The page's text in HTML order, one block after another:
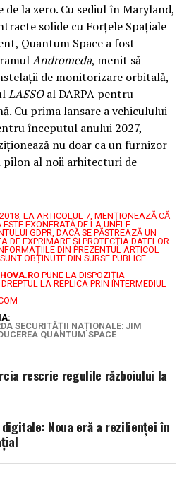
la zero. Cu sediul în Maryland,
solide cu Forțele Spațiale
Quantum Space a fost
Andromeda, menit să
de monitorizare orbitală,
LASSOal DARPA pentru
Cu prima lansare a vehiculului
începutul anului 2027,
nu doar ca un furnizor
pilon al noii arhitecturi de
LA ARTICOLUL 7, MENŢIONEAZĂ CĂ
EXONERATĂ DE LA UNELE
GDPR, DACĂ SE PĂSTREAZĂ UN
DE EXPRIMARE ŞI PROTECŢIA DATELOR
DIN PREZENTUL ARTICOL
OBȚINUTE DIN SURSE PUBLICE
PUNE LA DISPOZIȚIA
LA REPLICA PRIN INTERMEDIUL
SECURITĂȚII NAȚIONALE: JIM
QUANTUM SPACE
rescrie regulile războiului la
Noua eră a rezilienței în